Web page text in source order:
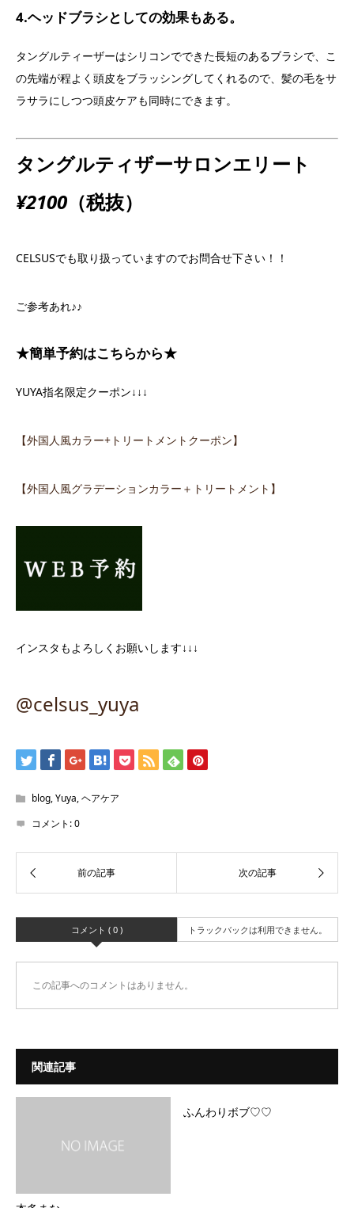
4.ヘッドブラシとしての効果もある。
タングルティーザーはシリコンでできた長短のあるブラシで、こ
の先端が程よく頭皮をブラッシングしてくれるので、髪の毛をサ
ラサラにしつつ頭皮ケアも同時にできます。
タングルティザーサロンエリート
¥2100 （税抜）
CELSUSでも取り扱っていますのでお問合せ下さい！！
ご参考あれ♪♪
★簡単予約はこちらから★
YUYA指名限定クーポン↓↓↓
【外国人風カラー+ トリートメントクーポン】
【外国人風グラデーションカラー＋トリートメント】
インスタもよろしくお願いします↓↓↓
@celsus_yuya
blog,Yuya,ヘアケア
コメント:0
コメント ( 0 ) トラックバックは利用できません。
この記事へのコメントはありません。
関連記事
ふんわりボブ♡♡